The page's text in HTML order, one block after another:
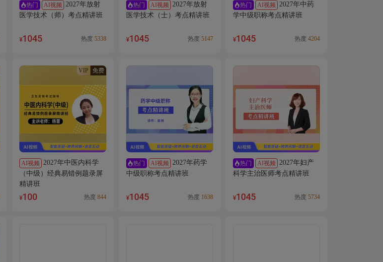
热门 AI视频 2027年放射
医学技术（师）考点精讲班
¥1045 热度 5338
热门 AI视频 2027年放射
医学技术（士）考点精讲班
¥1045 热度 5147
热门 AI视频 2027年中药
学中级职称考点精讲班
¥1045 热度 4204
VIP 免费
AI视频 2027年中医内科学
（中级）经典易错例题录屏
精讲班
¥100 热度 844
热门 AI视频 2027年药学
中级职称考点精讲班
¥1045 热度 1638
热门 AI视频 2027年妇产
科学主治医师考点精讲班
¥1045 热度 5734